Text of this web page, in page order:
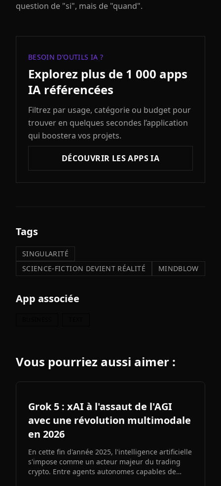
question de "si", mais de "quand".
BESOIN D’OUTILS IA ?
Explorez plus de 1 000 apps
IA référencées
Filtrez par usage, catégorie ou budget pour
trouver en quelques secondes l’application
qui boostera vos projets.
DÉCOUVRIR LES APPS IA
Tags
SINGULARITÉ
SCIENCE-FICTION DEVIENT RÉALITÉ
MINDBLOW
App associée
Vous pourriez aussi aimer :
Grok 5 : xAI à l'assaut de l'AGI
avec une révolution multimodale
en 2026
En cette fin d'année 2025, l'intelligence artificielle
s'impose comme un acteur majeur du trading
crypto. Entre agents autonomes capables de